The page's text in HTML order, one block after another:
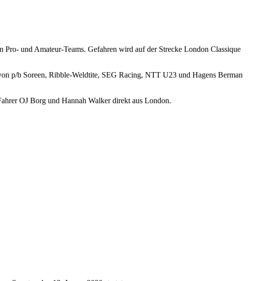
Pro- und Amateur-Teams. Gefahren wird auf der Strecke London Classique
p/b Soreen, Ribble-Weldtite, SEG Racing, NTT U23 und Hagens Berman
OJ Borg und Hannah Walker direkt aus London.